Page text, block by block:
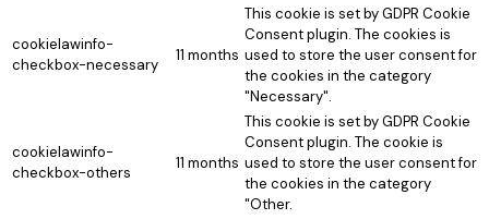
cookielawinfo-
checkbox-necessary
11 months
This cookie is set by GDPR Cookie
Consent plugin. The cookies is
used to store the user consent for
the cookies in the category
"Necessary".
cookielawinfo-
checkbox-others
11 months
This cookie is set by GDPR Cookie
Consent plugin. The cookie is
used to store the user consent for
the cookies in the category
"Other.